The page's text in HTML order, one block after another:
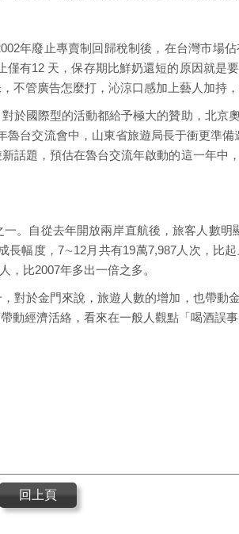
年廢止專賣制回歸稅制後，在台灣市場
有12 天，保存期比鮮奶還短的原因就是
管廣告怎麼打，沁涼口感加上藝人加持
於國際型的活動都給予極大的贊助，北京
台交流會中，山東省旅遊局長于衝更準備
話題，預估在魯台交流年啟動的這一年中
。自從去年開放兩岸直航後，旅客人數
幅度，7∼12月共有19萬7,987人次，比
，比2007年多出一倍之多。
對於金門來說，旅遊人數的增加，也帶動
經濟活絡，看來在一般人觀點「喝酒誤
回上頁